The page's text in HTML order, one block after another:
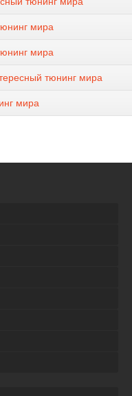
мира
мира
тюнинг мира
мира